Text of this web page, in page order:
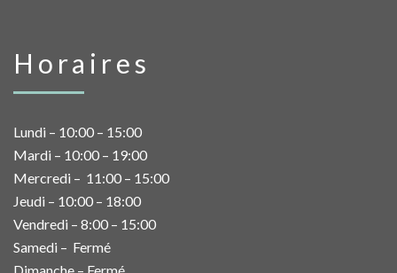
Horaires
Lundi – 10:00 – 15:00
Mardi – 10:00 – 19:00
Mercredi – 11:00 – 15:00
Jeudi – 10:00 – 18:00
Vendredi – 8:00 – 15:00
Samedi – Fermé
Dimanche – Fermé